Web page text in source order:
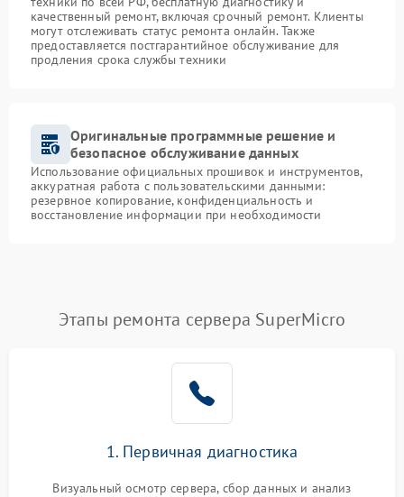
качественный ремонт, включая срочный ремонт. Клиенты
могут отслеживать статус ремонта онлайн. Также
предоставляется постгарантийное обслуживание для
продления срока службы техники
Оригинальные программные решение и
безопасное обслуживание данных
Использование официальных прошивок и инструментов,
аккуратная работа с пользовательскими данными:
резервное копирование, конфиденциальность и
восстановление информации при необходимости
Этапы ремонта сервера SuperMicro
1. Первичная диагностика
Визуальный осмотр сервера, сбор данных и анализ